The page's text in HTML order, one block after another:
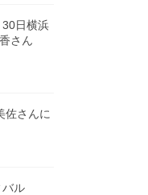
日横浜
さん
佐さんに
バル